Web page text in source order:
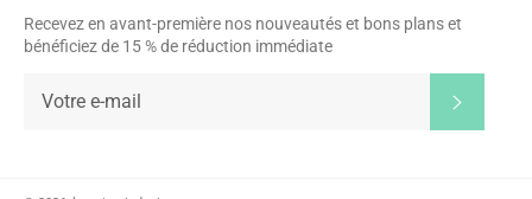
Recevez en avant-première nos nouveautés et bons plans et
bénéficiez de 15 % de réduction immédiate